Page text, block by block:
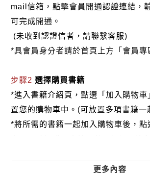
mail信箱，點擊會員開通認證連結，
可完成開通。
(未收到認證信者，請聯繫客服)
*具會員身分者請於首頁上方「會員專
步驟2選擇購買書籍
*進入書籍介紹頁，點選「加入購物車
置您的購物車中。(可放置多項書籍一
*將所需的書籍一起加入購物車後，點
更多內容